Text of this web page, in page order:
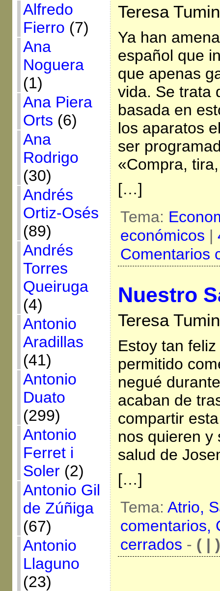
Alfredo
Fierro (7)
Ana
Noguera
(1)
Ana Piera
Orts (6)
Ana
Rodrigo
(30)
Andrés
Ortiz-Osés
(89)
Andrés
Torres
Queiruga
(4)
Antonio
Aradillas
(41)
Antonio
Duato
(299)
Antonio
Ferret i
Soler(2)
Antonio Gil
de Zúñiga
(67)
Antonio
Llaguno
(23)
Teresa
Ya han
español que
que apenas
vida. Se trata
basada en
los aparatos
ser
«Compra,
[…]
Tema:
económicos |
Comentarios
Nuestro
Teresa
Estoy tan
permitido
negué
acaban de
compartir
nos quieren y
salud de
[…]
Tema: Atrio,
comentarios,
cerrados - ( | )